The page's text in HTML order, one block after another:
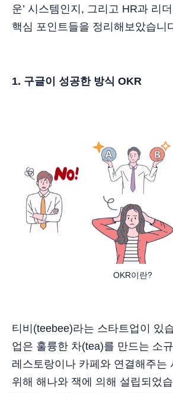
운’ 시스템인지, 그리고 HR과 리
핵심 포인트들을 정리해보았습니
1. 구글이 성공한 방식 OKR
OKR이란?
티비(teebee)라는 스타트업이 있
업은 훌륭한 차(tea)를 만드는 소
레스토랑이나 카페와 연결해주는
위해 해나와 잭에 의해 설립되었